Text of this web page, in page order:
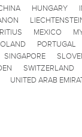
HUNGARY
MEXICO
PORTUGAL
SINGAPORE
SWITZERLAND
UNITED ARAB